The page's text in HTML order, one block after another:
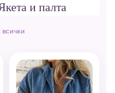
и палта
всички